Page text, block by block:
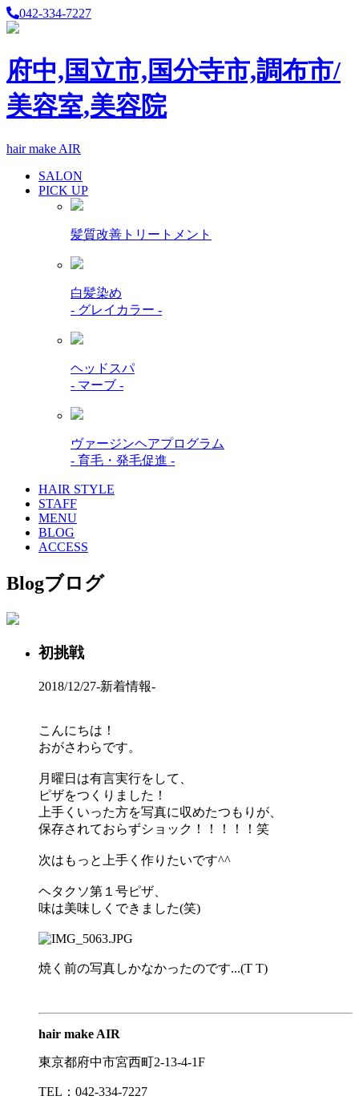
042-334-7227
府中,国立市,国分寺市,調布市/
美容室,美容院
hair make AIR
SALON
PICK UP
髪質改善トリートメント
白髪染め
- グレイカラー -
ヘッドスパ
- マーブ -
ヴァージンヘアプログラム
- 育毛・発毛促進 -
HAIR STYLE
STAFF
MENU
BLOG
ACCESS
Blogブログ
初挑戦
2018/12/27-新着情報-
こんにちは！
おがさわらです。
月曜日は有言実行をして、
ピザをつくりました！
上手くいった方を写真に収めたつもりが、
保存されておらずショック！！！！！笑
次はもっと上手く作りたいです^^
ヘタクソ第１号ピザ、
味は美味しくできました(笑)
焼く前の写真しかなかったのです...(T T)
hair make AIR
東京都府中市宮西町2-13-4-1F
TEL：042-334-7227